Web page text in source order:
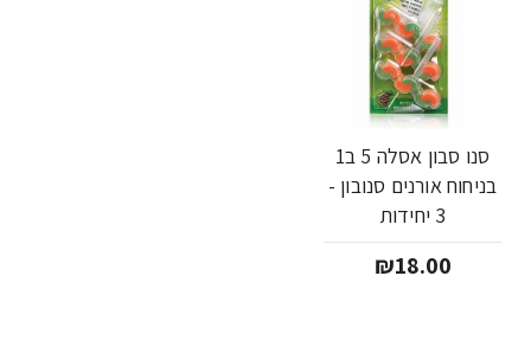
סנו סבון אסלה 5 ב1
בניחוח אורנים סנובון -
3 יחידות
₪18.00